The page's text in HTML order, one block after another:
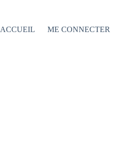
ACCUEIL
ME CONNECTER